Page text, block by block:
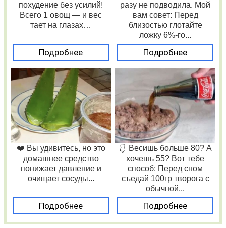
похудение без усилий!
Всего 1 овощ — и вес
тает на глазах…
Подробнее
разу не подводила. Мой
вам совет: Перед
близостью глотайте
ложку 6%-го...
Подробнее
❤️ Вы удивитесь, но это
домашнее средство
понижает давление и
очищает сосуды...
Подробнее
🩱 Весишь больше 80? А
хочешь 55? Вот тебе
способ: Перед сном
съедай 100гр творога с
обычной...
Подробнее